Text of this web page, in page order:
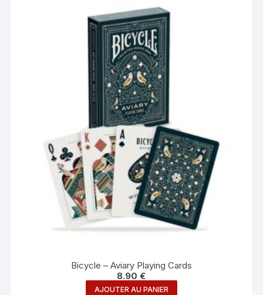
Bicycle – Aviary Playing Cards
8.90€
AJOUTER AU PANIER